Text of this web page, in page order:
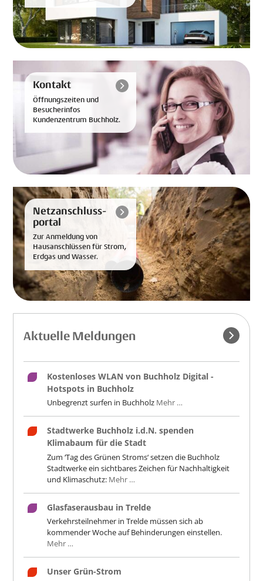
Kontakt
Öffnungszeiten und
Besucherinfos
Kundenzentrum Buchholz.
Netzanschluss-
portal
Zur Anmeldung von
Hausanschlüssen für Strom,
Erdgas und Wasser.
Aktuelle Meldungen
Kostenloses WLAN von Buchholz Digital -
Hotspots in Buchholz
Unbegrenzt surfen in Buchholz Mehr …
Stadtwerke Buchholz i.d.N. spenden
Klimabaum für die Stadt
Zum ‘Tag des Grünen Stroms‘ setzen die Buchholz
Stadtwerke ein sichtbares Zeichen für Nachhaltigkeit
und Klimaschutz: Mehr …
Glasfaserausbau in Trelde
Verkehrsteilnehmer in Trelde müssen sich ab
kommender Woche auf Behinderungen einstellen.
Mehr …
Unser Grün-Strom